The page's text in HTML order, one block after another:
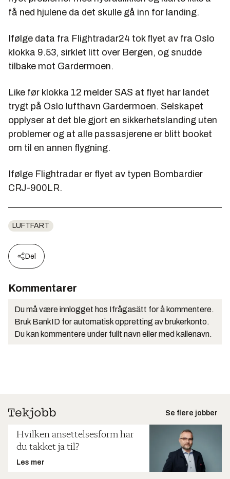
få ned hjulene da det skulle gå inn for landing.
Ifølge data fra Flightradar24 tok flyet av fra Oslo
klokka 9.53, sirklet litt over Bergen, og snudde
tilbake mot Gardermoen.
Like før klokka 12 melder SAS at flyet har landet
trygt på Oslo lufthavn Gardermoen. Selskapet
opplyser at det ble gjort en sikkerhetslanding uten
problemer og at alle passasjerene er blitt booket
om til en annen flygning.
Ifølge Flightradar er flyet av typen Bombardier
CRJ-900LR.
LUFTFART
Del
Kommentarer
Du må være innlogget hos Ifrågasätt for å kommentere.
Bruk BankID for automatisk oppretting av brukerkonto.
Du kan kommentere under fullt navn eller med kallenavn.
Se flere jobber
Hvilken ansettelsesform har
du takket ja til?
Les mer